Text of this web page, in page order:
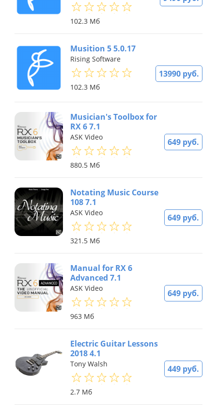
102.3 Мб
13990 руб.
Musition 5 5.0.17
Rising Software
102.3 Мб
649 руб.
Musician's Toolbox for
RX 6 7.1
ASK Video
880.5 Мб
649 руб.
Notating Music Course
108 7.1
ASK Video
321.5 Мб
649 руб.
Manual for RX 6
Advanced 7.1
ASK Video
963 Мб
449 руб.
Electric Guitar Lessons
2018 4.1
Tony Walsh
2.7 Мб